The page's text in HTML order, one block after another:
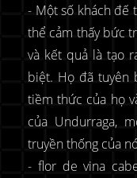
- Một số khách đế
thể cảm thấy bức
và kết quả là tạo
biệt. Họ đã tuyên
tiềm thức của họ
của Undurraga,
truyền thống của
- flor de vina